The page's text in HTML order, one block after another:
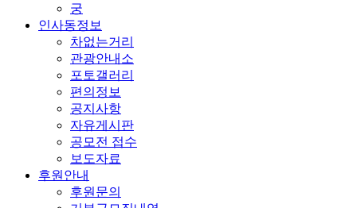
궁
인사동정보
차없는거리
관광안내소
포토갤러리
편의정보
공지사항
자유게시판
공모전 접수
보도자료
후원안내
후원문의